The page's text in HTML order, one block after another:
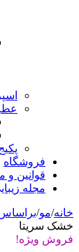
فروشگاه
قوانین
مجله
خانه/مو/
خشک سريتا
فروش ویژه!